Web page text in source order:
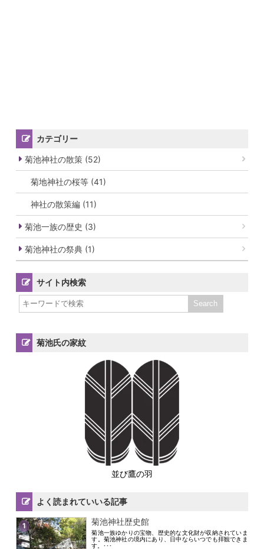
カテゴリー
菊池神社の散策 (52)
菊地神社の桜等 (41)
神社の散策編 (11)
菊池一族の歴史 (3)
菊池神社の祭典 (1)
サイト内検索
菊池氏の家紋
並び鷹の羽
よく読まれていいる記事
1 菊池神社歴史館
菊池一族ゆかりの宝物、歴史的な文化財が収納されていま
す。菊池神社の境内にあり、日中ならいつでも拝観できま
す。･･･